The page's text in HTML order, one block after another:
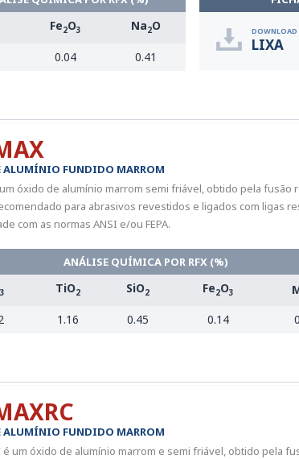
Fe2O3 Na2O
0.04 0.41
DOWNLOAD
LIXA
ALUMÍNIO FUNDIDO MARROM
um óxido de alumínio marrom semi friável, obtido pela
para abrasivos revestidos e ligados com ligas
com as normas ANSI e/ou FEPA.
ANÁLISE QUÍMICA POR RFX (%)
3 TiO2 SiO2 Fe2O3
1.16 0.45 0.14
ALUMÍNIO FUNDIDO MARROM
é um óxido de alumínio marrom e semi friável, obtido pela